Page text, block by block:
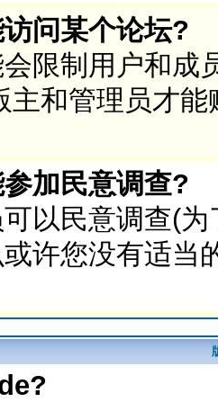
问某个论坛?
限制用户和成
主和管理员才
加民意调查?
以民意调查(
许您没有适当